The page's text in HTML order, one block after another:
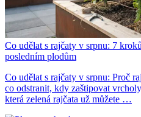
Co udělat s rajčaty v srpnu: 7
posledním plodům
Co udělat s rajčaty v srpnu: Proč
co odstranit, kdy zaštipovat
která zelená rajčata už můžete …